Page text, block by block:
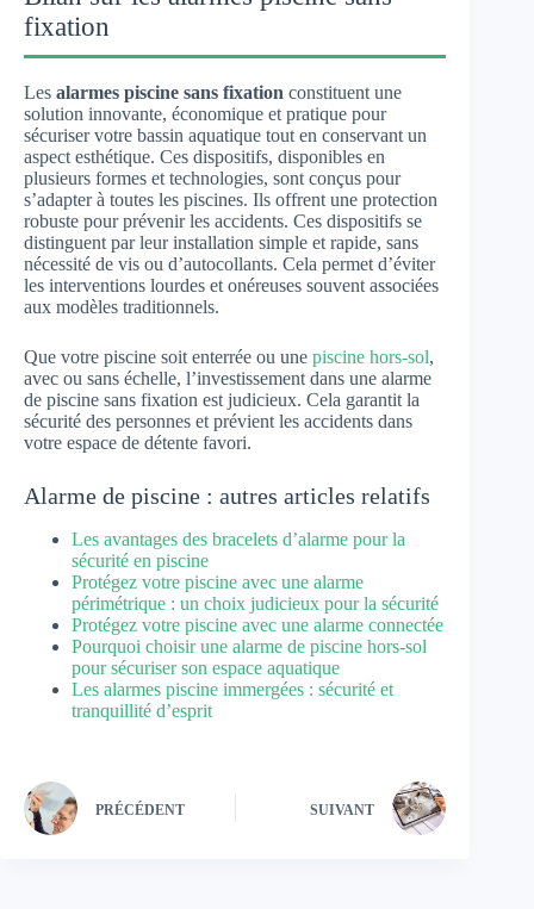
fixation
Les alarmes piscine sans fixation constituent une
solution innovante, économique et pratique pour
sécuriser votre bassin aquatique tout en conservant un
aspect esthétique. Ces dispositifs, disponibles en
plusieurs formes et technologies, sont conçus pour
s’adapter à toutes les piscines. Ils offrent une protection
robuste pour prévenir les accidents. Ces dispositifs se
distinguent par leur installation simple et rapide, sans
nécessité de vis ou d’autocollants. Cela permet d’éviter
les interventions lourdes et onéreuses souvent associées
aux modèles traditionnels.
Que votre piscine soit enterrée ou une piscine hors-sol,
avec ou sans échelle, l’investissement dans une alarme
de piscine sans fixation est judicieux. Cela garantit la
sécurité des personnes et prévient les accidents dans
votre espace de détente favori.
Alarme de piscine : autres articles relatifs
Les avantages des bracelets d’alarme pour la
sécurité en piscine
Protégez votre piscine avec une alarme
périmétrique : un choix judicieux pour la sécurité
Protégez votre piscine avec une alarme connectée
Pourquoi choisir une alarme de piscine hors-sol
pour sécuriser son espace aquatique
Les alarmes piscine immergées : sécurité et
tranquillité d’esprit
PRÉCÉDENT SUIVANT